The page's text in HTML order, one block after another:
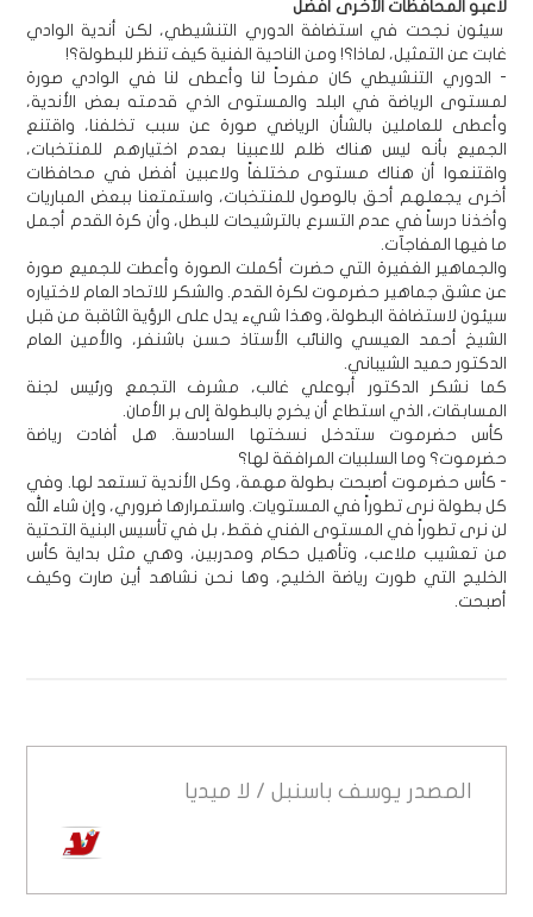
لاعبو المحافظات الأخرى أفضل
سيئون نجحت في استضافة الدوري التنشيطي، لكن أندية الوادي
غابت عن التمثيل، لماذا؟! ومن الناحية الفنية كيف تنظر للبطولة؟!
- الدوري التنشيطي كان مفرحاً لنا وأعطى لنا في الوادي صورة
لمستوى الرياضة في البلد والمستوى الذي قدمته بعض الأندية،
وأعطى للعاملين بالشأن الرياضي صورة عن سبب تخلفنا، واقتنع
الجميع بأنه ليس هناك ظلم للاعبينا بعدم اختيارهم للمنتخبات،
واقتنعوا أن هناك مستوى مختلفاً ولاعبين أفضل في محافظات
أخرى يجعلهم أحق بالوصول للمنتخبات، واستمتعنا ببعض المباريات
وأخذنا درساً في عدم التسرع بالترشيحات للبطل، وأن كرة القدم أجمل
ما فيها المفاجآت.
والجماهير الغفيرة التي حضرت أكملت الصورة وأعطت للجميع صورة
عن عشق جماهير حضرموت لكرة القدم. والشكر للاتحاد العام لاختياره
سيئون لاستضافة البطولة، وهذا شيء يدل على الرؤية الثاقبة من قبل
الشيخ أحمد العيسي والنائب الأستاذ حسن باشنفر، والأمين العام
الدكتور حميد الشيباني.
كما نشكر الدكتور أبوعلي غالب، مشرف التجمع ورئيس لجنة
المسابقات، الذي استطاع أن يخرج بالبطولة إلى بر الأمان.
كأس حضرموت ستدخل نسختها السادسة. هل أفادت رياضة
حضرموت؟ وما السلبيات المرافقة لها؟
- كأس حضرموت أصبحت بطولة مهمة، وكل الأندية تستعد لها. وفي
كل بطولة نرى تطوراً في المستويات. واستمرارها ضروري، وإن شاء الله
لن نرى تطوراً في المستوى الفني فقط، بل في تأسيس البنية التحتية
من تعشيب ملاعب، وتأهيل حكام ومدربين، وهي مثل بداية كأس
الخليج التي طورت رياضة الخليج، وها نحن نشاهد أين صارت وكيف
أصبحت.
المصدر يوسف باسنبل / لا ميديا